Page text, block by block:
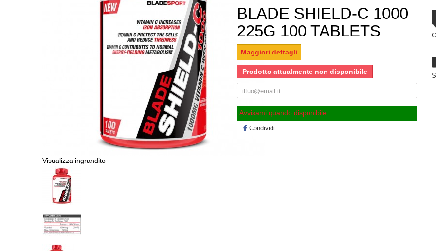
Visualizza ingrandito
BLADE SHIELD-C 1000
225G 100 TABLETS
Maggiori dettagli
Prodotto attualmente non disponibile
Avvisami quando disponibile
Condividi